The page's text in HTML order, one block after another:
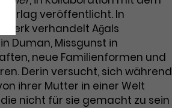
Verlag veröffentlicht. In
verhandelt Ağals
Duman, Missgunst in
neue Familienformen und
Derin versucht, sich während
ihrer Mutter in einer Welt
nicht für sie gemacht zu sein